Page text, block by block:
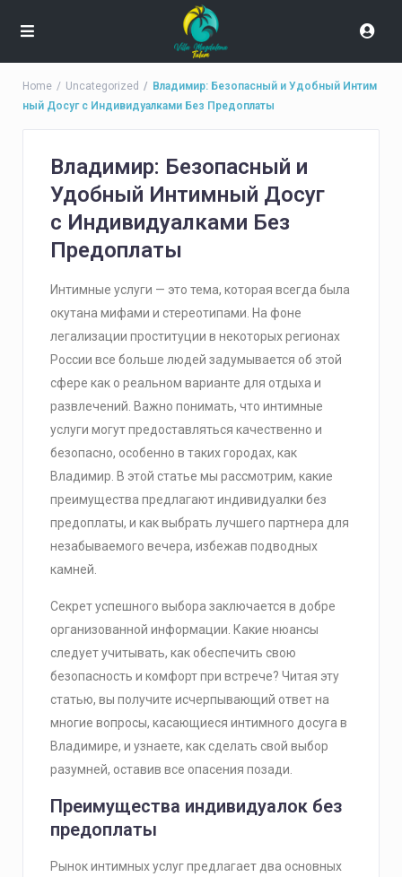
Home Uncategorized
Владимир: Безопасный и Удобный Интим
ный Досуг с Индивидуалками Без Предоплаты
Владимир: Безопасный и
Удобный Интимный Досуг
с Индивидуалками Без
Предоплаты
Интимные услуги — это тема, которая всегда была
окутана мифами и стереотипами. На фоне
легализации проституции в некоторых регионах
России все больше людей задумывается об этой
сфере как о реальном варианте для отдыха и
развлечений. Важно понимать, что интимные
услуги могут предоставляться качественно и
безопасно, особенно в таких городах, как
Владимир. В этой статье мы рассмотрим, какие
преимущества предлагают индивидуалки без
предоплаты, и как выбрать лучшего партнера для
незабываемого вечера, избежав подводных
камней.
Секрет успешного выбора заключается в добре
организованной информации. Какие нюансы
следует учитывать, как обеспечить свою
безопасность и комфорт при встрече? Читая эту
статью, вы получите исчерпывающий ответ на
многие вопросы, касающиеся интимного досуга в
Владимире, и узнаете, как сделать свой выбор
разумней, оставив все опасения позади.
Преимущества индивидуалок без
предоплаты
Рынок интимных услуг предлагает два основных